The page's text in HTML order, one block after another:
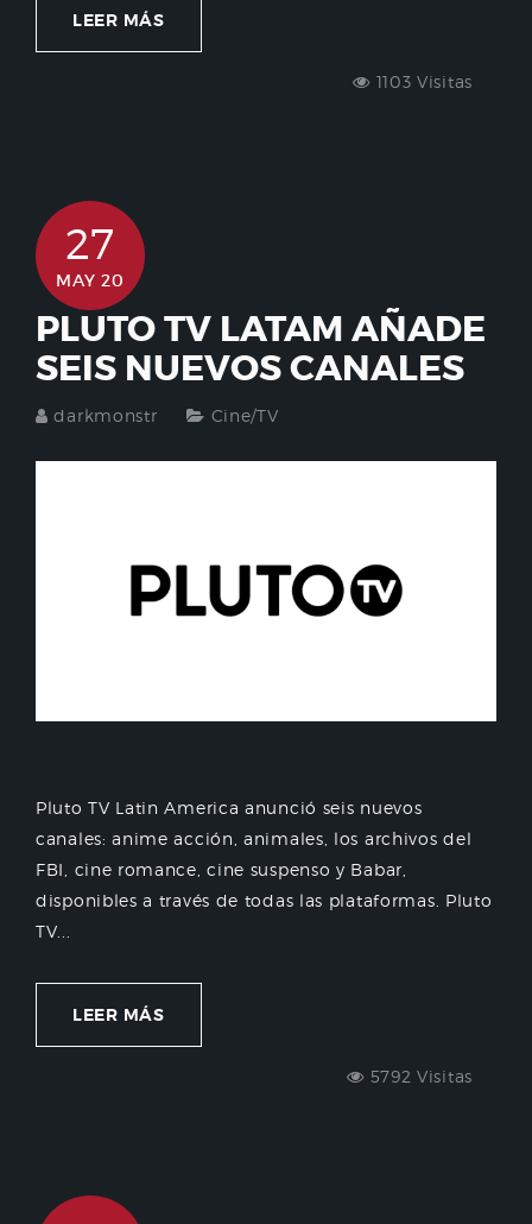
LEER MÁS
1103 Visitas
27
MAY 20
PLUTO TV LATAM AÑADE
SEIS NUEVOS CANALES
darkmonstr Cine/TV
Pluto TV Latin America anunció seis nuevos
canales: anime acción, animales, los archivos del
FBI, cine romance, cine suspenso y Babar,
disponibles a través de todas las plataformas. Pluto
TV...
LEER MÁS
5792 Visitas